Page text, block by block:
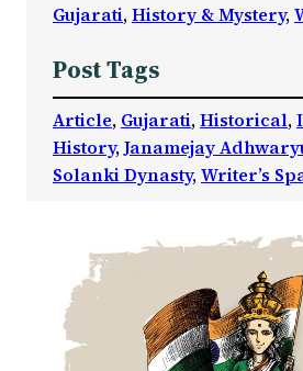
Gujarati, History & Mystery,
Post Tags
Article, Gujarati, Historical,
History, Janamejay
Solanki Dynasty, Writer’s